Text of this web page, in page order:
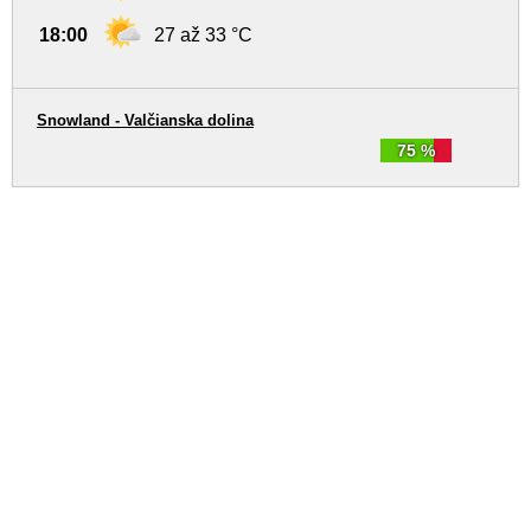
18:00 27 až 33 °C
75 %
Snowland - Valčianska dolina